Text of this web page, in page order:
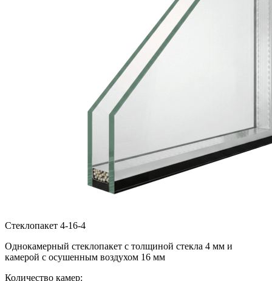
Стеклопакет 4-16-4
Однокамерный стеклопакет с толщиной стекла 4 мм и
камерой с осушенным воздухом 16 мм
Количество камер: